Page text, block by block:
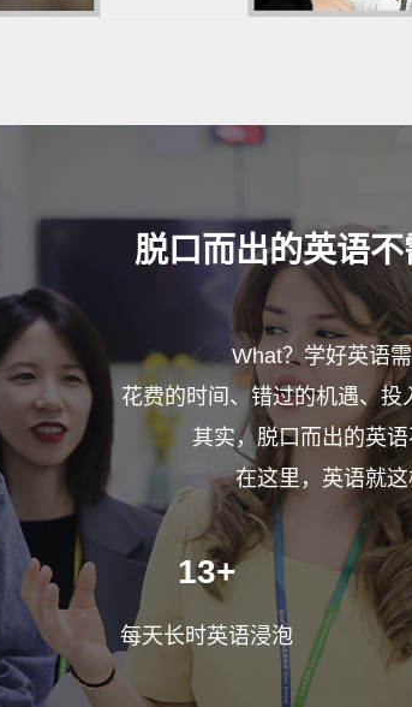
脱口而出的英语
What？学好英语
花费的时间、错过的机遇、
其实，脱口而出的英
在这里，英语就
13+
每天长时英语浸泡